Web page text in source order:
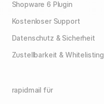
Shopware 6 Plugin
Kostenloser Support
Datenschutz & Sicherheit
Zustellbarkeit & Whitelisting
rapidmail für